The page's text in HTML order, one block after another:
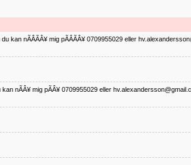
kan nÃÂÃÂ¥ mig pÃÂÃÂ¥ 0709955029 eller
nÃÂ¥ mig pÃÂ¥ 0709955029 eller